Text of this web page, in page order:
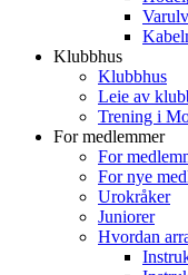
Klubbhus
Klubbhus
Leie av
Trening i
For medlemmer
For
For nye
Urokråker
Juniorer
Hvordan